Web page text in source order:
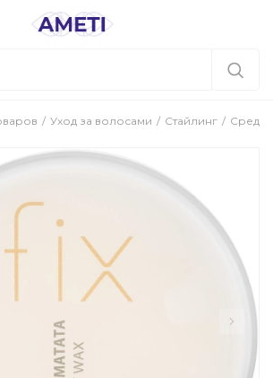
Уход за волосами Стайлинг